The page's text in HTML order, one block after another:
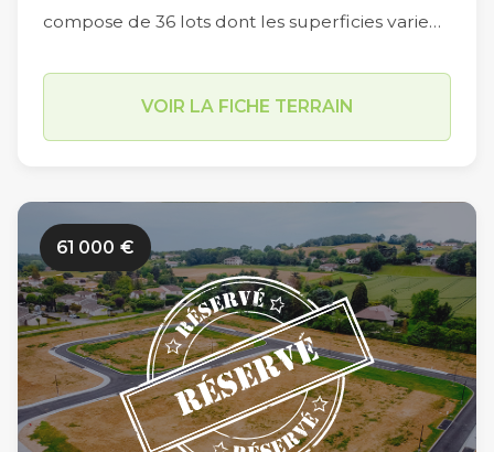
compose de 36 lots dont les superficies varient
Passage et à proximité du centre-ville d’Agen
(en moins de 10 minutes en voiture par le Pont
de Pierre), sa situation géographique est idéale
sur l’agglomération agenaise. Parmi ses autres
atouts, sa proximité immédiate avec le centre
scolaire d’Estillac (600m) et avec le collège
Théophile de Viau du Passage d’Agen (5km) en
VOIR LA FICHE TERRAIN
61 000 €